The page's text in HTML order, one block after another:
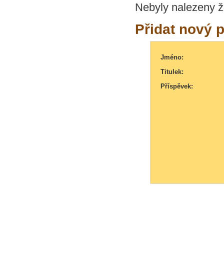
Nebyly nalezeny
Přidat nový
Jméno:
Titulek:
Příspěvek: